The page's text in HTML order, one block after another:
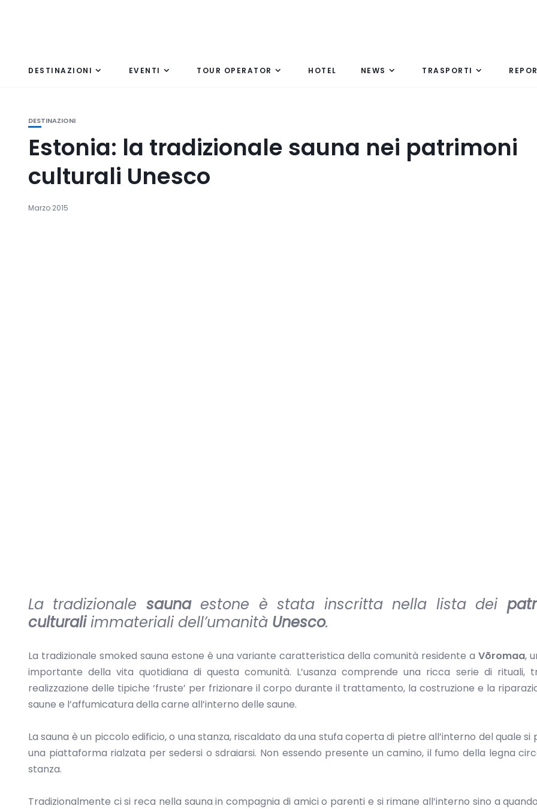
DESTINAZIONI EVENTI TOUR OPERATOR HOTEL NEWS TRASPORTI
DESTINAZIONI
Estonia: la tradizionale sauna nei patrimoni
culturali Unesco
Marzo 2015
La tradizionale saunaestone è stata inscritta nella lista dei
culturaliimmateriali dell’umanità Unesco.
La tradizionale smoked sauna estone è una variante caratteristica della comunità residente a Võromaa,
importante della vita quotidiana di questa comunità. L’usanza comprende una ricca serie di rituali,
realizzazione delle tipiche ‘fruste’ per frizionare il corpo durante il trattamento, la costruzione e la
saune e l’affumicatura della carne all’interno delle saune.
La sauna è un piccolo edificio, o una stanza, riscaldato da una stufa coperta di pietre all’interno del quale si
una piattaforma rialzata per sedersi o sdraiarsi. Non essendo presente un camino, il fumo della legna
stanza.
Tradizionalmente ci si reca nella sauna in compagnia di amici o parenti e si rimane all’interno sino a